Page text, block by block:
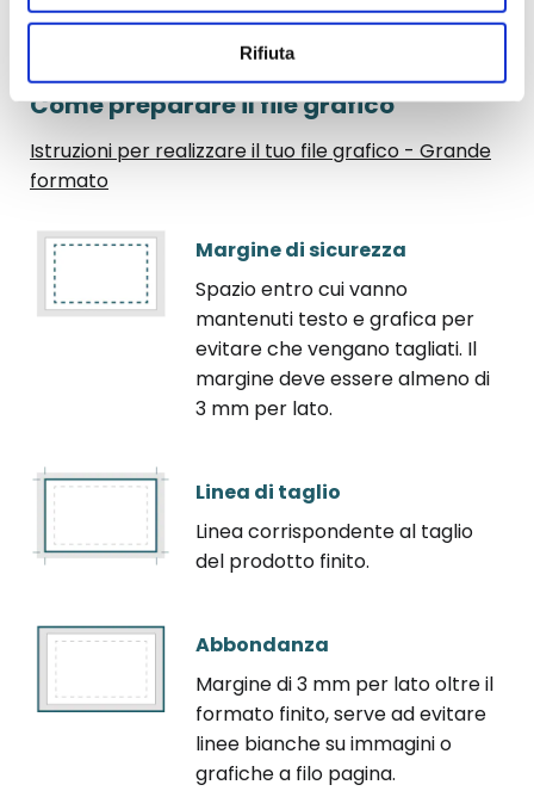
Rifiuta
Di seguito, trovi una serie di consigli pratici per
realizzare un file grafico ad opera d'arte.
Come preparare il file grafico
Istruzioni per realizzare il tuo file grafico - Grande
formato
Margine di sicurezza
Spazio entro cui vanno
mantenuti testo e grafica per
evitare che vengano tagliati. Il
margine deve essere almeno di
3 mm per lato.
Linea di taglio
Linea corrispondente al taglio
del prodotto finito.
Abbondanza
Margine di 3 mm per lato oltre il
formato finito, serve ad evitare
linee bianche su immagini o
grafiche a filo pagina.